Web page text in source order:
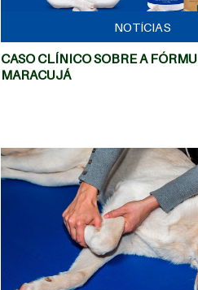
NOTÍCIAS
CASO CLÍNICO SOBRE A
MARACUJÁ
MAIS